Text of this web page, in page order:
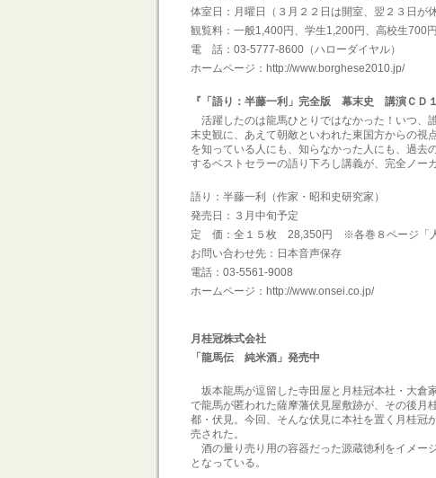
体室日：月曜日（３月２２日は開室、翌２３日が休
観覧料：一般1,400円、学生1,200円、高校生
電 話：03-5777-8600（ハローダイヤル）
ホームページ：http://www.borghese2010.jp/
『「語り：半藤一利」完全版 幕末史 講演ＣＤ
活躍したのは龍馬ひとりではなかった！いつ、
末史観に、あえて朝敵といわれた東国方からの視
を知っている人にも、知らなかった人にも、過去
するベストセラーの語り下ろし講義が、完全ノー
語り：半藤一利（作家・昭和史研究家）
発売日：３月中旬予定
定 価：全１５枚 28,350円 ※各巻８ページ「人
お問い合わせ先：日本音声保存
電話：03-5561-9008
ホームページ：http://www.onsei.co.jp/
月桂冠株式会社
「龍馬伝 純米酒」発売中
坂本龍馬が逗留した寺田屋と月桂冠本社・大倉
で龍馬が匿われた薩摩藩伏見屋敷跡が、その後月
都・伏見。今回、そんな伏見に本社を置く月桂冠
売された。
酒の量り売り用の容器だった源蔵徳利をイメー
となっている。